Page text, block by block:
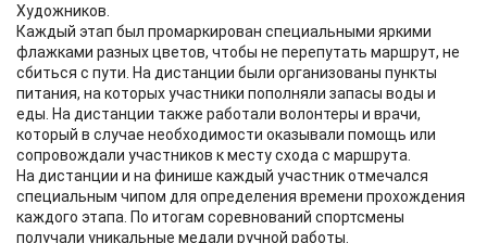
Художников.
Каждый этап был промаркирован специальными яркими
флажками разных цветов, чтобы не перепутать маршрут, не
сбиться с пути. На дистанции были организованы пункты
питания, на которых участники пополняли запасы воды и
еды. На дистанции также работали волонтеры и врачи,
который в случае необходимости оказывали помощь или
сопровождали участников к месту схода с маршрута.
На дистанции и на финише каждый участник отмечался
специальным чипом для определения времени прохождения
каждого этапа. По итогам соревнований спортсмены
получали уникальные медали ручной работы.